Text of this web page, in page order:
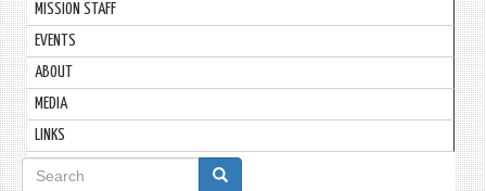
MISSION STAFF
EVENTS
ABOUT
MEDIA
LINKS
Search